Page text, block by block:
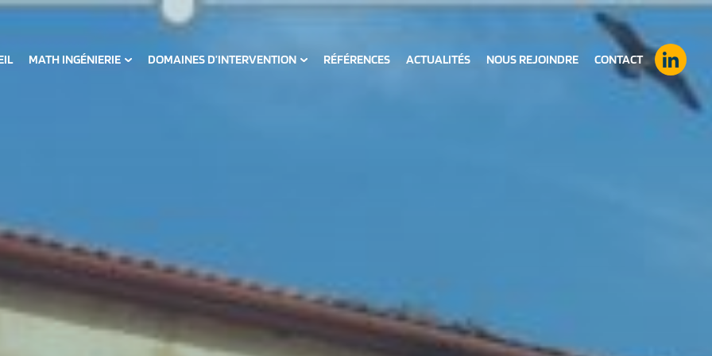
MATH INGÉNIERIE DOMAINES D’INTERVENTION RÉFÉRENCES ACTUALITÉS NOUS REJOINDRE CONTACT